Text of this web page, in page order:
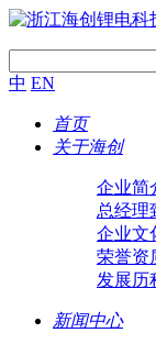
中 EN
首页
关于海创
企业简
总经理
企业文
荣誉资
发展历
新闻中心